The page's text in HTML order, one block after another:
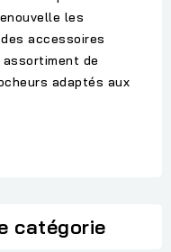
les
accessoires
de
adaptés aux
catégorie